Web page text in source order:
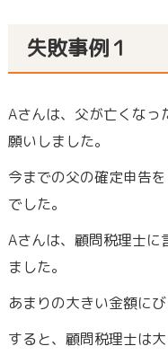
失敗事例１
Aさんは、父が亡くな
願いしました。
今までの父の確定申告
でした。
Aさんは、顧問税理士
ました。
あまりの大きい金額に
すると、顧問税理士は